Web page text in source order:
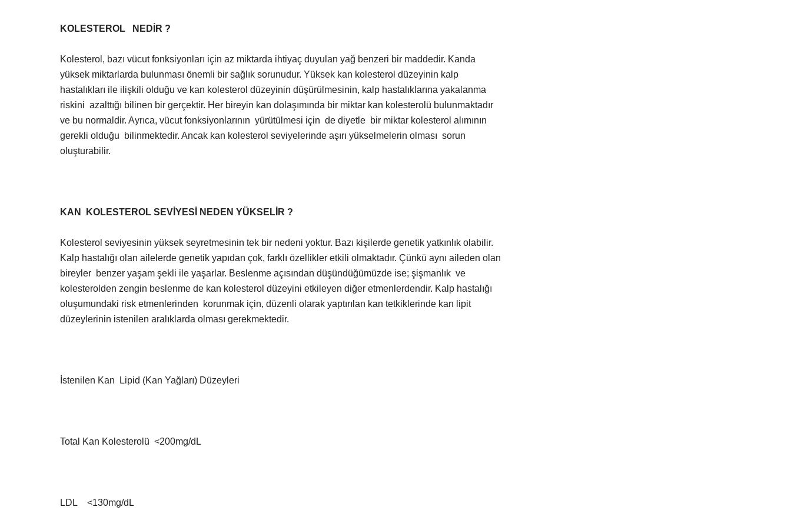
KOLESTEROL NEDİR ?
Kolesterol, bazı vücut fonksiyonları için az miktarda ihtiyaç duyulan yağ benzeri bir maddedir. Kanda
yüksek miktarlarda bulunması önemli bir sağlık sorunudur. Yüksek kan kolesterol düzeyinin kalp
hastalıkları ile ilişkili olduğu ve kan kolesterol düzeyinin düşürülmesinin, kalp hastalıklarına yakalanma
riskini azalttığı bilinen bir gerçektir. Her bireyin kan dolaşımında bir miktar kan kolesterolü bulunmaktadır
ve bu normaldir. Ayrıca, vücut fonksiyonlarının yürütülmesi için de diyetle bir miktar kolesterol alımının
gerekli olduğu bilinmektedir. Ancak kan kolesterol seviyelerinde aşırı yükselmelerin olması sorun
oluşturabilir.
KAN KOLESTEROL SEVİYESİ NEDEN YÜKSELİR ?
Kolesterol seviyesinin yüksek seyretmesinin tek bir nedeni yoktur. Bazı kişilerde genetik yatkınlık olabilir.
Kalp hastalığı olan ailelerde genetik yapıdan çok, farklı özellikler etkili olmaktadır. Çünkü aynı aileden olan
bireyler benzer yaşam şekli ile yaşarlar. Beslenme açısından düşündüğümüzde ise; şişmanlık ve
kolesterolden zengin beslenme de kan kolesterol düzeyini etkileyen diğer etmenlerdendir. Kalp hastalığı
oluşumundaki risk etmenlerinden korunmak için, düzenli olarak yaptırılan kan tetkiklerinde kan lipit
düzeylerinin istenilen aralıklarda olması gerekmektedir.
İstenilen Kan Lipid (Kan Yağları) Düzeyleri
Total Kan Kolesterolü <200mg/dL
LDL <130mg/dL